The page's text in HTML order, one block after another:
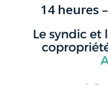
14 heures –